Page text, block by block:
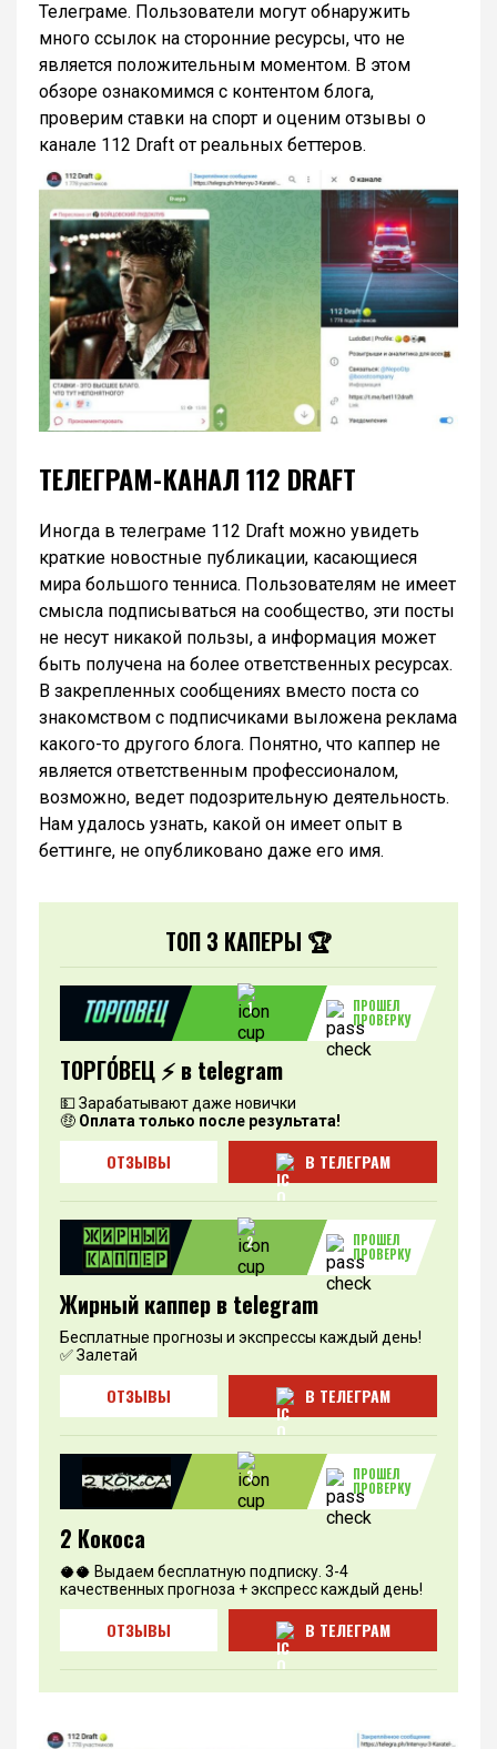
Телеграме. Пользователи могут обнаружить
много ссылок на сторонние ресурсы, что не
является положительным моментом. В этом
обзоре ознакомимся с контентом блога,
проверим ставки на спорт и оценим отзывы о
канале 112 Draft от реальных беттеров.
ТЕЛЕГРАМ-КАНАЛ 112 DRAFT
Иногда в телеграме 112 Draft можно увидеть
краткие новостные публикации, касающиеся
мира большого тенниса. Пользователям не имеет
смысла подписываться на сообщество, эти посты
не несут никакой пользы, а информация может
быть получена на более ответственных ресурсах.
В закрепленных сообщениях вместо поста со
знакомством с подписчиками выложена реклама
какого-то другого блога. Понятно, что каппер не
является ответственным профессионалом,
возможно, ведет подозрительную деятельность.
Нам удалось узнать, какой он имеет опыт в
беттинге, не опубликовано даже его имя.
ТОП 3 КАПЕРЫ 🏆
1
ПРОШЕЛ
ПРОВЕРКУ
ТОРГО́ВЕЦ ⚡️ в telegram
💵 Зарабатывают даже новички
🤑 Оплата только после результата!
ОТЗЫВЫ В ТЕЛЕГРАМ
2
ПРОШЕЛ
ПРОВЕРКУ
Жирный каппер в telegram
Бесплатные прогнозы и экспрессы каждый день!
✅ Залетай
ОТЗЫВЫ В ТЕЛЕГРАМ
3
ПРОШЕЛ
ПРОВЕРКУ
2 Кокоса
🥥🥥 Выдаем бесплатную подписку. 3-4
качественных прогноза + экспресс каждый день!
ОТЗЫВЫ В ТЕЛЕГРАМ